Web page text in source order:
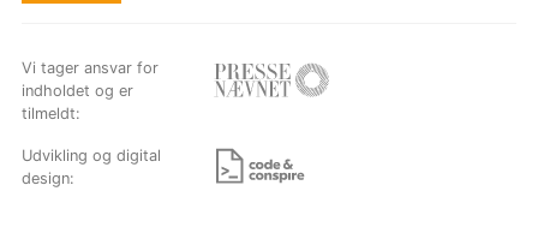
Vi tager ansvar for
indholdet og er
tilmeldt:
hjemmesiden
Udvikling og digital
design: